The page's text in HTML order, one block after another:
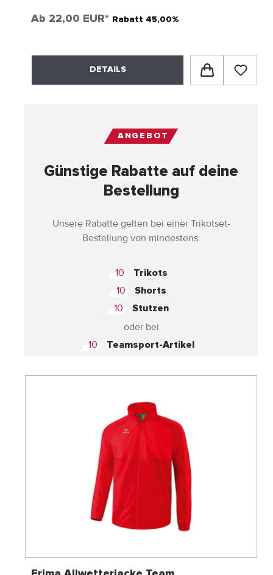
Ab 22,00 EUR* Rabatt 45,00%
DETAILS
ANGEBOT
Günstige Rabatte auf deine
Bestellung
Unsere Rabatte gelten bei einer Trikotset-
Bestellung von mindestens:
10 Trikots
10 Shorts
10 Stutzen
oder bei
10
Teamsport-Artikel